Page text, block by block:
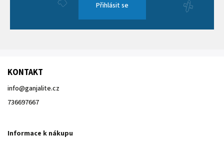
Přihlásit se
KONTAKT
info@ganjalite.cz
736697667
Informace k nákupu